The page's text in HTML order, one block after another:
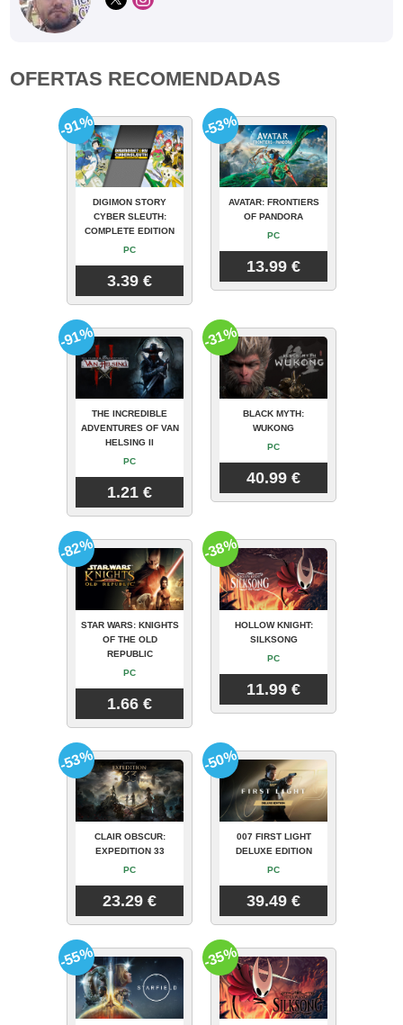
OFERTAS RECOMENDADAS
DIGIMON STORY
CYBER SLEUTH:
COMPLETE EDITION
PC
3.39 €
-91%
AVATAR: FRONTIERS
OF PANDORA
PC
13.99 €
-53%
THE INCREDIBLE
ADVENTURES OF VAN
HELSING II
PC
1.21 €
-91%
BLACK MYTH:
WUKONG
PC
40.99 €
-31%
STAR WARS: KNIGHTS
OF THE OLD
REPUBLIC
PC
1.66 €
-82%
HOLLOW KNIGHT:
SILKSONG
PC
11.99 €
-38%
CLAIR OBSCUR:
EXPEDITION 33
PC
23.29 €
-53%
007 FIRST LIGHT
DELUXE EDITION
PC
39.49 €
-50%
-55% -35%